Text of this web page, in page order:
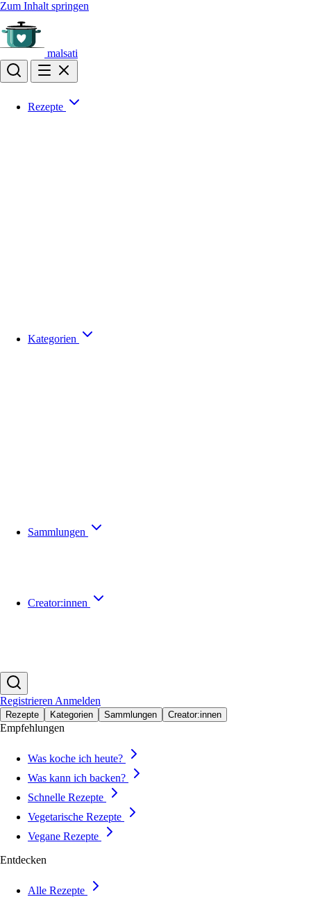
Zum Inhalt springen
malsati
Rezepte
Kategorien
Sammlungen
Creator:innen
Registrieren Anmelden
Rezepte Kategorien Sammlungen Creator:innen
Empfehlungen
Was koche ich heute?
Was kann ich backen?
Schnelle Rezepte
Vegetarische Rezepte
Vegane Rezepte
Entdecken
Alle Rezepte